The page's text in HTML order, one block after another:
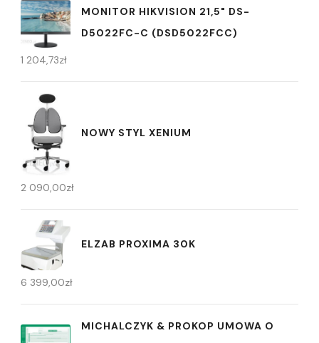
MONITOR HIKVISION 21,5" DS-
D5022FC-C (DSD5022FCC)
1 204,73zł
NOWY STYL XENIUM
2 090,00zł
ELZAB PROXIMA 30K
6 399,00zł
MICHALCZYK & PROKOP UMOWA O